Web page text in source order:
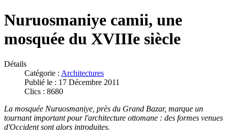
Nuruosmaniye camii, une
mosquée du XVIIIe siècle
Détails
Catégorie : Architectures
Publié le : 17 Décembre 2011
Clics : 8680
La mosquée Nuruosmaniye, près du Grand Bazar, marque un
tournant important pour l'architecture ottomane : des formes venues
d'Occidentsont alors introduites.